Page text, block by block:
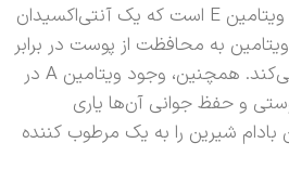
روغن بادام شیرین سرشار از ویتامین E است که یک آنتی‌اکسیدان
به محافظت از پوست در برابر
آسیب‌های محیطی کمک می‌کند. همچنین، وجود ویتامین A در
و حفظ جوانی آن‌ها یاری
بادام شیرین را به یک مرطوب کننده